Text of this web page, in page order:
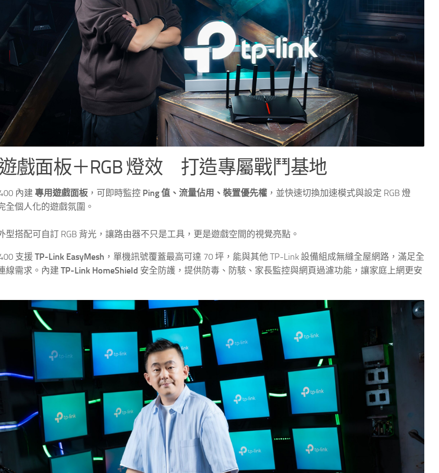
戲面板＋RGB 燈效 打造專屬戰鬥基地
內建 專用遊戲面板 ，可即時監控 Ping 值、流量佔用、裝置優先權 ，並快速切換加速模式與設定 RGB 燈
全個人化的遊戲氛圍。
型搭配可自訂 RGB 背光，讓路由器不只是工具，更是遊戲空間的視覺亮點。
支援 TP-Link EasyMesh ，單機訊號覆蓋最高可達 70 坪，能與其他 TP-Link 設備組成無縫全屋網路，滿足全
線需求。內建 TP-Link HomeShield 安全防護，提供防毒、防駭、家長監控與網頁過濾功能，讓家庭上網更安